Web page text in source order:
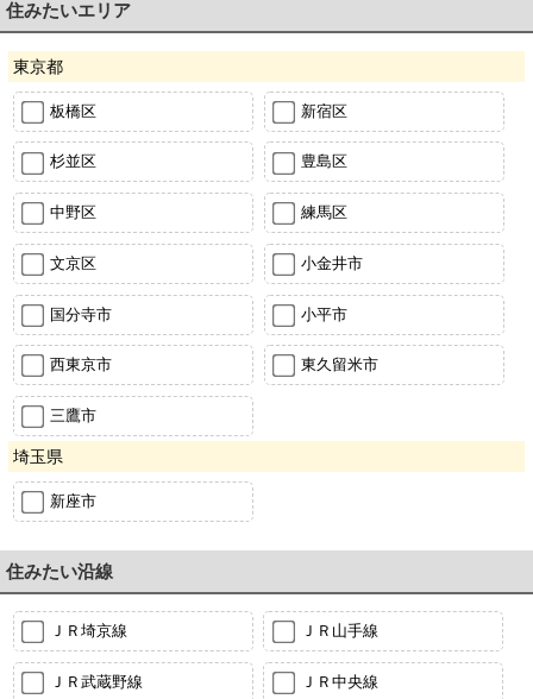
住みたいエリア
東京都
板橋区 新宿区
杉並区 豊島区
中野区 練馬区
文京区 小金井市
国分寺市 小平市
西東京市 東久留米市
三鷹市
埼玉県
新座市
住みたい沿線
ＪＲ埼京線 ＪＲ山手線
ＪＲ武蔵野線 ＪＲ中央線